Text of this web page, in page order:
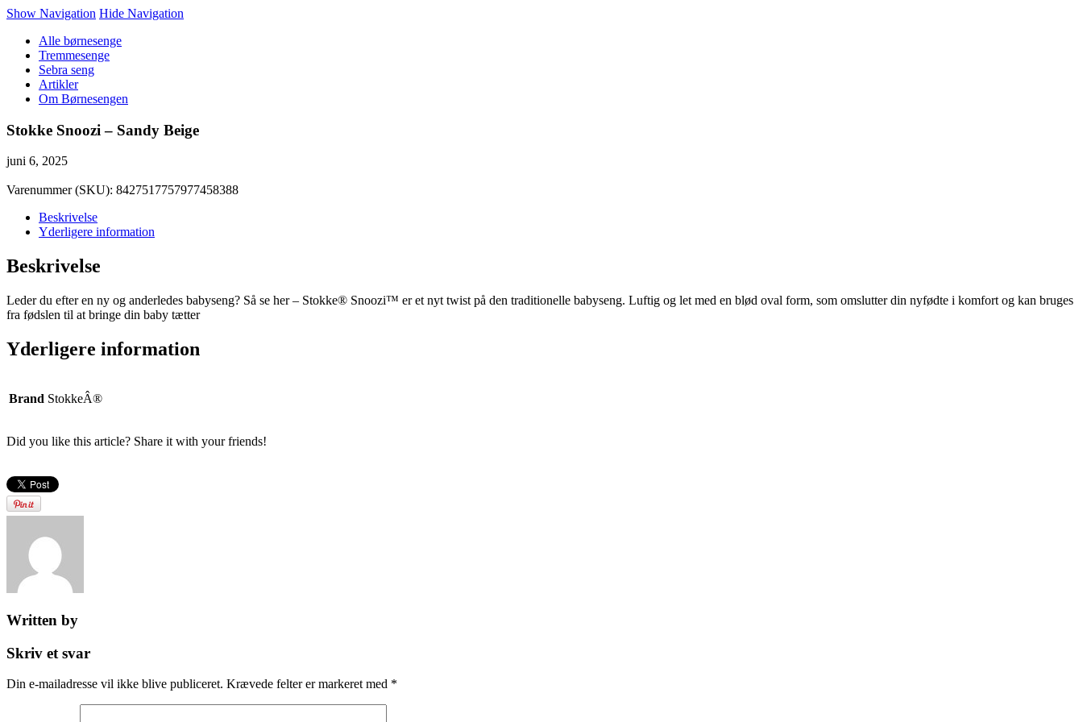
Show Navigation Hide Navigation
Alle børnesenge
Tremmesenge
Sebra seng
Artikler
Om Børnesengen
Stokke Snoozi – Sandy Beige
juni 6, 2025
Varenummer (SKU): 8427517757977458388
Beskrivelse
Yderligere information
Beskrivelse
Leder du efter en ny og anderledes babyseng? Så se her – Stokke® Snoozi™ er et nyt twist på den traditionelle babyseng. Luftig og let med en blød oval form, som omslutter din nyfødte i komfort og kan bruges
fra fødslen til at bringe din baby tætter
Yderligere information
Brand StokkeÂ®
Did you like this article? Share it with your friends!
Written by
Skriv et svar
Din e-mailadresse vil ikke blive publiceret. Krævede felter er markeret med *